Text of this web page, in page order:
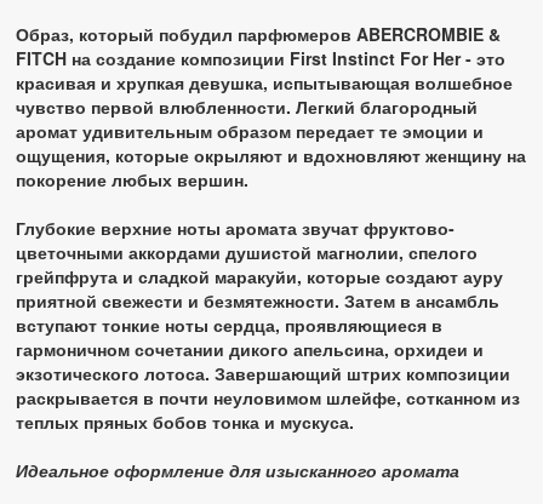
Образ, который побудил парфюмеров ABERCROMBIE &
FITCH на создание композиции First Instinct For Her - это
красивая и хрупкая девушка, испытывающая волшебное
чувство первой влюбленности. Легкий благородный
аромат удивительным образом передает те эмоции и
ощущения, которые окрыляют и вдохновляют женщину на
покорение любых вершин.
Глубокие верхние ноты аромата звучат фруктово-
цветочными аккордами душистой магнолии, спелого
грейпфрута и сладкой маракуйи, которые создают ауру
приятной свежести и безмятежности. Затем в ансамбль
вступают тонкие ноты сердца, проявляющиеся в
гармоничном сочетании дикого апельсина, орхидеи и
экзотического лотоса. Завершающий штрих композиции
раскрывается в почти неуловимом шлейфе, сотканном из
теплых пряных бобов тонка и мускуса.
Идеальное оформление для изысканного аромата